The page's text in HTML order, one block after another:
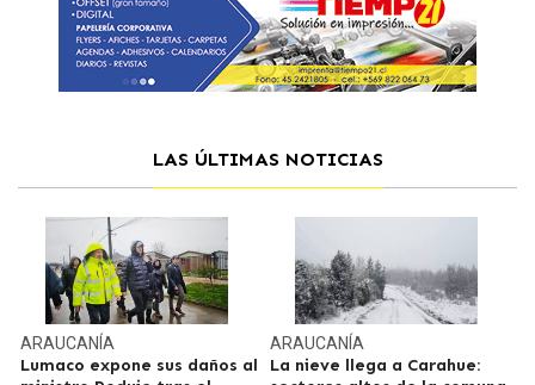
LAS ÚLTIMAS NOTICIAS
ARAUCANÍA
Lumaco expone sus daños al
ARAUCANÍA
La nieve llega a Carahue: